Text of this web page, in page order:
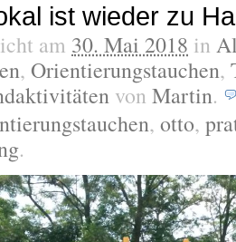
ist wieder zu
am 30. Mai 2018 in
, Orientierungstauchen,
von Martin.
, otto,
.